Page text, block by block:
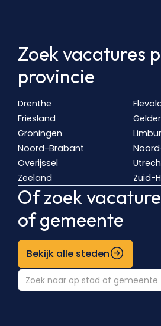
Zoek vacatures
provincie
Drenthe
Friesland
Groningen
Noord-Brabant
Overijssel
Zeeland
Zuid-
Of zoek
of gemeente
Bekijk alle steden